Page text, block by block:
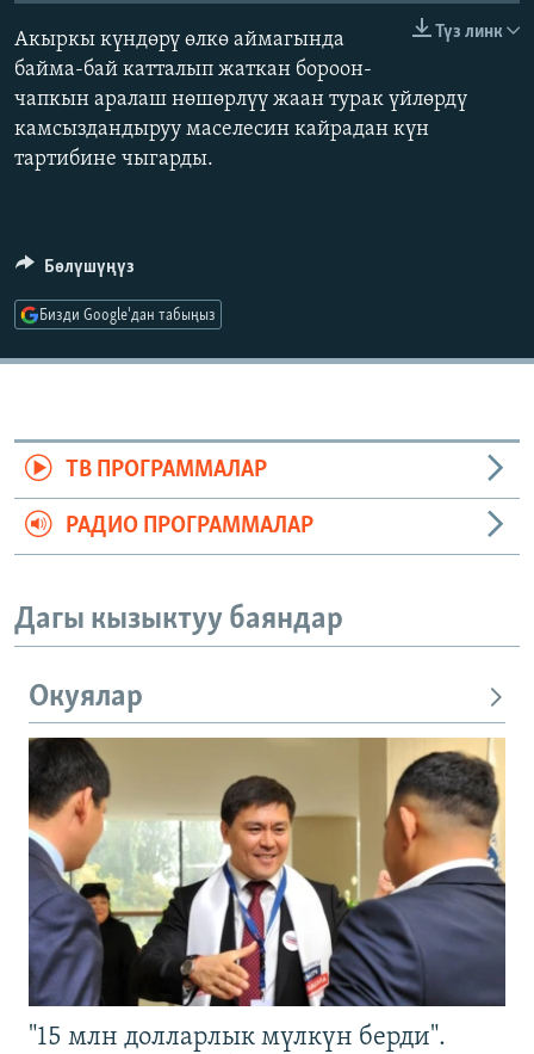
АЗАТТЫК+
ЫҢГАЙСЫЗ СУРООЛОР
Түз линк
Акыркы күндөрү өлкө аймагында
байма-бай катталып жаткан бороон-
чапкын аралаш нөшөрлүү жаан турак үйлөрдү
камсыздандыруу маселесин кайрадан күн
тартибине чыгарды.
Бөлүшүңүз
Бизди Google'дан табыңыз
ТВ ПРОГРАММАЛАР
РАДИО ПРОГРАММАЛАР
Дагы кызыктуу баяндар
Окуялар
"15 млн долларлык мүлкүн берди".